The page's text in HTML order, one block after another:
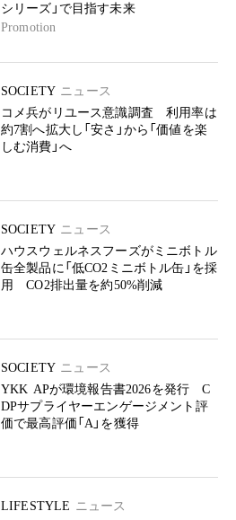
シリーズ」で目指す未来
Promotion
SOCIETY ニュース
コメ兵がリユース意識調査 利用率は
約7割へ拡大し「安さ」から「価値を楽
しむ消費」へ
SOCIETY ニュース
ハウスウェルネスフーズがミニボトル
缶全製品に「低CO2ミニボトル缶」を採
用 CO2排出量を約50%削減
SOCIETY ニュース
YKK APが環境報告書2026を発行 C
DPサプライヤーエンゲージメント評
価で最高評価「A」を獲得
LIFESTYLE ニュース